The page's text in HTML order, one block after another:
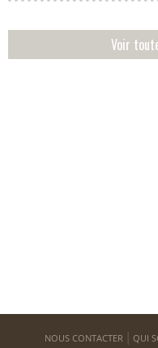
Voir
NOUS CONTACTER QUI